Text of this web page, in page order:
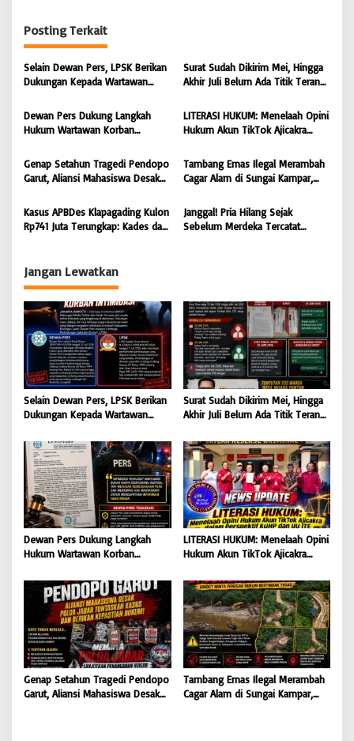
a
s
i
p
o
s
Posting Terkait
Selain Dewan Pers, LPSK Berikan
Dukungan Kepada Wartawan
Surat Sudah Dikirim Mei, Hingga
Akhir Juli Belum Ada Titik Terang:
Ditunda-Tunda, Diduga Surat
Disembunyikan dari Bupati Kutim
Dewan Pers Dukung Langkah
Hukum Wartawan Korban
Jurnalis Adalah Serangan
Terhadap Kebebasan Pers
LITERASI HUKUM: Menelaah Opini
Hukum Akun TikTok Ajicakra
ITE
Genap Setahun Tragedi Pendopo
Garut, Aliansi Mahasiswa Desak
Berikan Kepastian Hukum
Tambang Emas Ilegal Merambah
Cagar Alam di Sungai Kampar,
Bertindak Tegas
Kasus APBDes Klapagading Kulon
Rp741 Juta Terungkap: Kades dan
Janggal! Pria Hilang Sejak
Sebelum Merdeka Tercatat
Jangan Lewatkan
Selain Dewan Pers, LPSK Berikan
Dukungan Kepada Wartawan
Surat Sudah Dikirim Mei, Hingga
Akhir Juli Belum Ada Titik Terang:
Ditunda-Tunda, Diduga Surat
Disembunyikan dari Bupati Kutim
Dewan Pers Dukung Langkah
Hukum Wartawan Korban
Jurnalis Adalah Serangan
Terhadap Kebebasan Pers
LITERASI HUKUM: Menelaah Opini
Hukum Akun TikTok Ajicakra
ITE
Genap Setahun Tragedi Pendopo
Garut, Aliansi Mahasiswa Desak
Tambang Emas Ilegal Merambah
Cagar Alam di Sungai Kampar,